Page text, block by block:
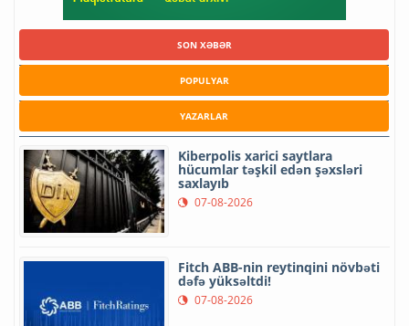
SON XƏBƏR
POPULYAR
YAZARLAR
Kiberpolis xarici saytlara
hücumlar təşkil edən şəxsləri
saxlayıb
07-08-2026
Fitch ABB-nin reytinqini növbəti
dəfə yüksəltdi!
07-08-2026